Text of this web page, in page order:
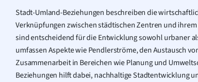
Stadt-Umland-Beziehungen beschreiben die
Verknüpfungen zwischen städtischen Zentren und
sind entscheidend für die Entwicklung sowohl urbaner
umfassen Aspekte wie Pendlerströme, den Austausch
Zusammenarbeit in Bereichen wie Planung und
Beziehungen hilft dabei, nachhaltige Stadtentwicklung